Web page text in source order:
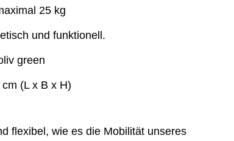
25 kg
und funktionell.
green
(L x B x H)
flexibel, wie es die Mobilität unseres